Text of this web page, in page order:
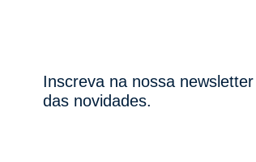
Inscreva na nossa
das novidades.